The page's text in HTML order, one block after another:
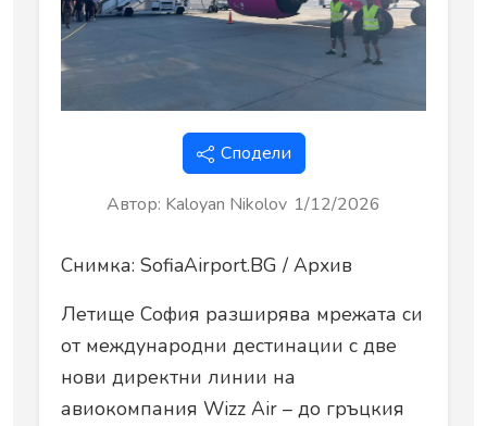
Сподели
Автор: Kaloyan Nikolov 1/12/2026
Снимка: SofiaAirport.BG / Архив
Летище София разширява мрежата си
от международни дестинации с две
нови директни линии на
авиокомпания Wizz Air – до гръцкия